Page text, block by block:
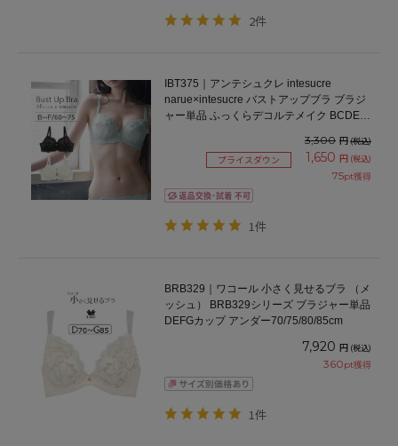
2件
IBT375｜アンテシュクレ intesucre
narue×intesucre バストアップブラ ブラジ
ャー単品 ふっくらデコルテメイク BCDEF
3,300 円(税込)
プライスダウン 1,650 円 (税込)
75pt獲得
1件
BRB329｜ワコール 小さく見せるブラ （メ
ッシュ） BRB329シリーズ ブラジャー単品
DEFGカップ アンダー70/75/80/85cm
7,920 円 (税込)
360pt獲得
1件